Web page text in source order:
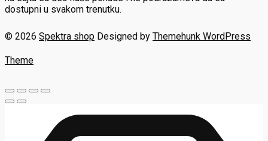
dostupni u svakom trenutku.
© 2026 Spektra shop Designed by Themehunk WordPress
Theme